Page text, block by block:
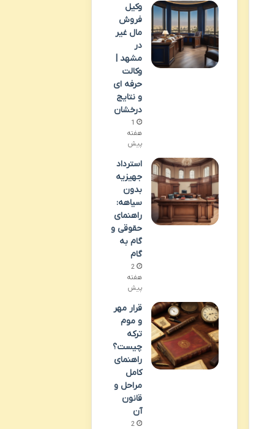
وکیل
فروش
مال غیر
در
مشهد |
وکالت
حرفه ای
و نتایج
درخشان
1
هفته
پیش
استرداد
جهیزیه
بدون
سیاهه:
راهنمای
حقوقی و
گام به
گام
2
هفته
پیش
قرار مهر
و موم
ترکه
چیست؟
راهنمای
کامل
مراحل و
قانون
آن
2